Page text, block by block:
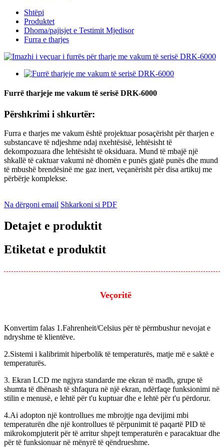
Shtëpi
Produktet
Dhoma/pajisjet e Testimit Mjedisor
Furra e tharjes
Furrë tharjeje me vakum të serisë DRK-6000
Përshkrimi i shkurtër:
Furra e tharjes me vakum është projektuar posaçërisht për tharjen e
substancave të ndjeshme ndaj nxehtësisë, lehtësisht të
dekompozuara dhe lehtësisht të oksiduara. Mund të mbajë një
shkallë të caktuar vakumi në dhomën e punës gjatë punës dhe mund
të mbushë brendësinë me gaz inert, veçanërisht për disa artikuj me
përbërje komplekse.
Na dërgoni email Shkarkoni si PDF
Detajet e produktit
Etiketat e produktit
Veçoritë
Konvertim falas 1.Fahrenheit/Celsius për të përmbushur nevojat e
ndryshme të klientëve.
2.Sistemi i kalibrimit hiperbolik të temperaturës, matje më e saktë e
temperaturës.
3. Ekran LCD me ngjyra standarde me ekran të madh, grupe të
shumta të dhënash të shfaqura në një ekran, ndërfaqe funksionimi në
stilin e menusë, e lehtë për t'u kuptuar dhe e lehtë për t'u përdorur.
4.Ai adopton një kontrollues me mbrojtje nga devijimi mbi
temperaturën dhe një kontrollues të përpunimit të paqartë PID të
mikrokompjuterit për të arritur shpejt temperaturën e paracaktuar dhe
për të funksionuar në mënyrë të qëndrueshme.